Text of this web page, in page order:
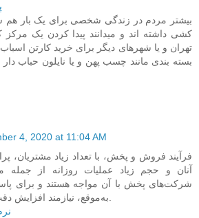
بیشتر مردم در زندگی شخصی برای یک بار هم
کشی داشته اند و میدانند پیدا کردن یک
تهران و یا شهرهای دیگر برای خرید کارتن
بسته بندی مانند چسب پهن و یا نایلون حباب
4, 2020 at 11:04 AM
فرآیند فروش و پخش، با تعداد زیاد مشتریان،
آنان و حجم زیاد عملیات روزانه‌ از
شرکت‌های پخش با آن مواجه هستند و برای